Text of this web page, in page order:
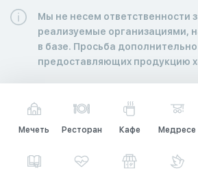
Мы не несем ответственности
реализуемые организациями,
в базе. Просьба
предоставляющих продукцию
Мечеть Ресторан Кафе Медресе